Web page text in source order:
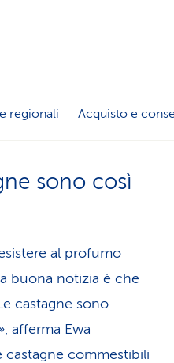
regionali Acquisto e
sono così
al profumo
buona notizia è che
castagne sono
afferma Ewa
castagne commestibili